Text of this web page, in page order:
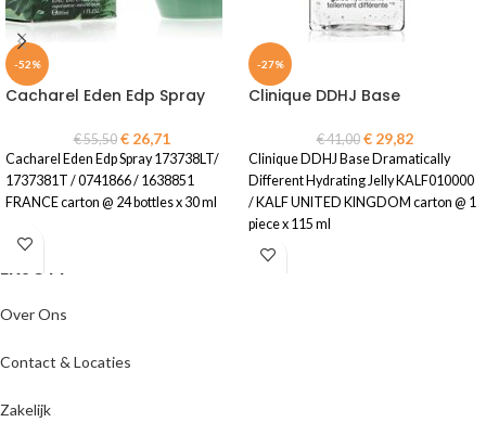
-52%
Cacharel Eden Edp Spray
€55,50 €26,71
Cacharel Eden Edp Spray 173738LT/
1737381T / 0741866 / 1638851
FRANCE carton @ 24 bottles x 30 ml
-27%
Clinique DDHJ Base
€41,00 €29,82
Clinique DDHJ Base Dramatically
Different Hydrating Jelly KALF010000
/ KALF UNITED KINGDOM carton @ 1
piece x 115 ml
ENJOYY
Over Ons
Contact & Locaties
Zakelijk